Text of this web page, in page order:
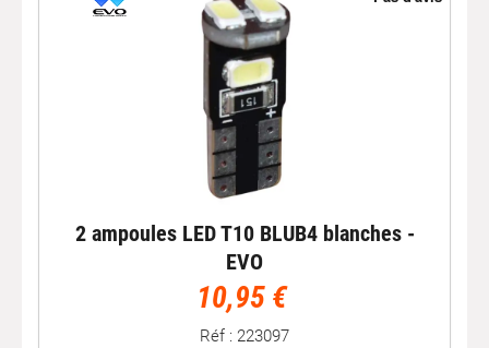
2 ampoules LED T10 BLUB4 blanches -
EVO
10,95 €
Réf : 223097